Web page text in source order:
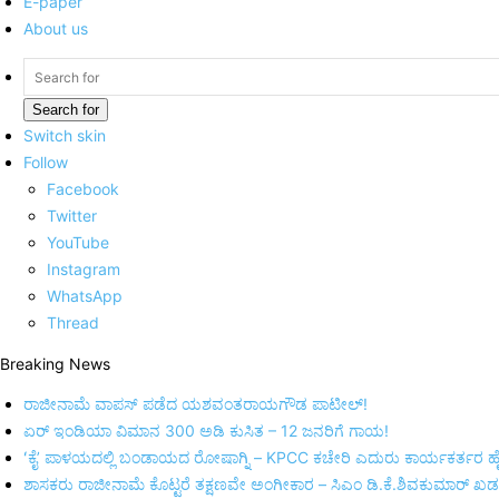
About us
Search for
Switch skin
Follow
Facebook
Twitter
YouTube
Instagram
WhatsApp
Thread
Breaking News
ರಾಜೀನಾಮೆ ವಾಪಸ್ ಪಡೆದ ಯಶವಂತರಾಯಗೌಡ ಪಾಟೀಲ್‌!
ಏರ್ ಇಂಡಿಯಾ ವಿಮಾನ 300 ಅಡಿ ಕುಸಿತ – 12 ಜನರಿಗೆ ಗಾಯ!
ʻಕೈʼ​ ಪಾಳಯದಲ್ಲಿ ಬಂಡಾಯದ ರೋಷಾಗ್ನಿ – KPCC ಕಚೇರಿ ಎದುರು ಕಾರ್ಯಕರ್ತರ
ಶಾಸಕರು ರಾಜೀನಾಮೆ ಕೊಟ್ಟರೆ ತಕ್ಷಣವೇ ಅಂಗೀಕಾರ – ಸಿಎಂ ಡಿ.ಕೆ.ಶಿವಕುಮಾರ್